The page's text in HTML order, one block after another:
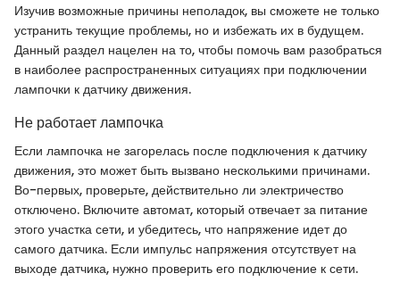
Изучив возможные причины неполадок, вы сможете не только
устранить текущие проблемы, но и избежать их в будущем.
Данный раздел нацелен на то, чтобы помочь вам разобраться
в наиболее распространенных ситуациях при подключении
лампочки к датчику движения.
Не работает лампочка
Если лампочка не загорелась после подключения к датчику
движения, это может быть вызвано несколькими причинами.
Во-первых, проверьте, действительно ли электричество
отключено. Включите автомат, который отвечает за питание
этого участка сети, и убедитесь, что напряжение идет до
самого датчика. Если импульс напряжения отсутствует на
выходе датчика, нужно проверить его подключение к сети.